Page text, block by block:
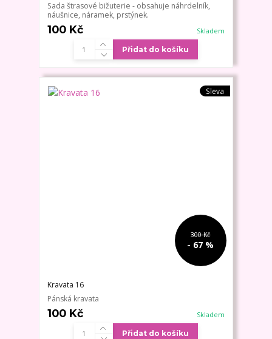
Sada štrasové bižuterie - obsahuje náhrdelník,
náušnice, náramek, prstýnek.
100 Kč Skladem
Přidat do košíku
Sleva
300 Kč
- 67 %
Kravata 16
Pánská kravata
100 Kč Skladem
Přidat do košíku